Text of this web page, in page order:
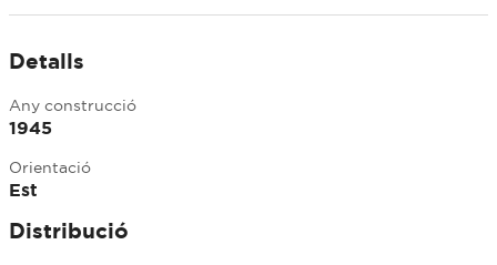
Detalls
Any construcció
1945
Orientació
Est
Distribució